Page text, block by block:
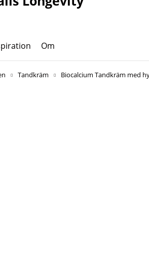
Om
Tandkräm Biocalcium Tandkräm med